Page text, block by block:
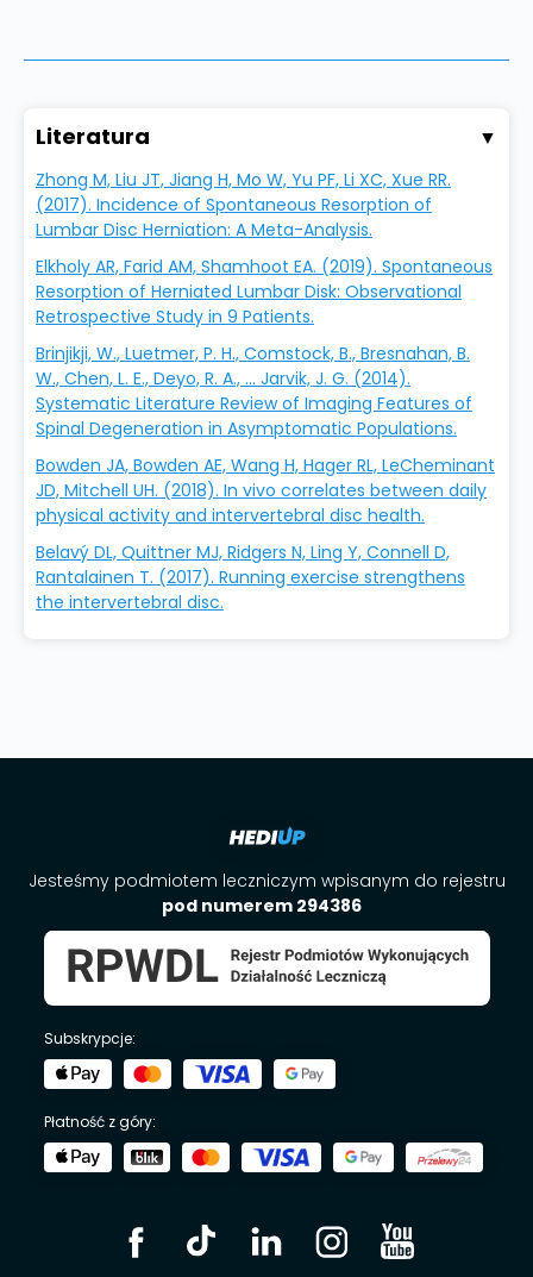
Literatura ▼
Zhong M, Liu JT, Jiang H, Mo W, Yu PF, Li XC, Xue RR.
(2017). Incidence of Spontaneous Resorption of
Lumbar Disc Herniation: A Meta-Analysis.
Elkholy AR, Farid AM, Shamhoot EA. (2019). Spontaneous
Resorption of Herniated Lumbar Disk: Observational
Retrospective Study in 9 Patients.
Brinjikji, W., Luetmer, P. H., Comstock, B., Bresnahan, B.
W., Chen, L. E., Deyo, R. A., … Jarvik, J. G. (2014).
Systematic Literature Review of Imaging Features of
Spinal Degeneration in Asymptomatic Populations.
Bowden JA, Bowden AE, Wang H, Hager RL, LeCheminant
JD, Mitchell UH. (2018). In vivo correlates between daily
physical activity and intervertebral disc health.
Belavý DL, Quittner MJ, Ridgers N, Ling Y, Connell D,
Rantalainen T. (2017). Running exercise strengthens
the intervertebral disc.
Jesteśmy podmiotem leczniczym wpisanym do rejestru
pod numerem 294386
Subskrypcje:
Płatność z góry: